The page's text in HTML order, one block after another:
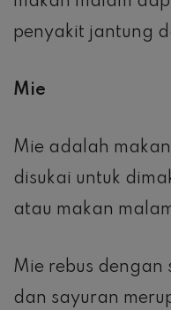
penyakit jantung
Mie
Mie adalah
disukai untuk
atau makan
Mie rebus dengan
dan sayuran